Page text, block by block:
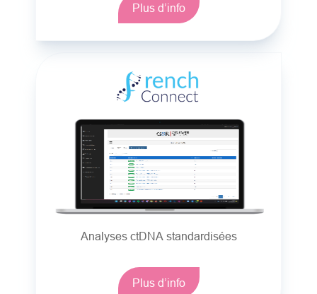
Plus d’info
Analyses ctDNA standardisées
Plus d’info